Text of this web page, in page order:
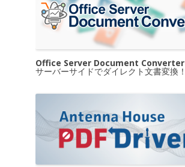
Office Server Document Converter
サーバーサイドでダイレクト文書変換！